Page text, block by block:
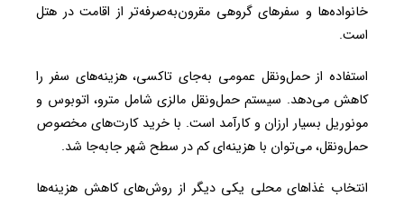
خانواده‌ها و سفرهای گروهی مقرون‌به‌صرفه‌تر از اقامت در هتل
است.
استفاده از حمل‌ونقل عمومی به‌جای تاکسی، هزینه‌های سفر را
کاهش می‌دهد. سیستم حمل‌ونقل مالزی شامل مترو، اتوبوس و
مونوریل بسیار ارزان و کارآمد است. با خرید کارت‌های مخصوص
حمل‌ونقل، می‌توان با هزینه‌ای کم در سطح شهر جابه‌جا شد.
انتخاب غذاهای محلی یکی دیگر از روش‌های کاهش هزینه‌ها